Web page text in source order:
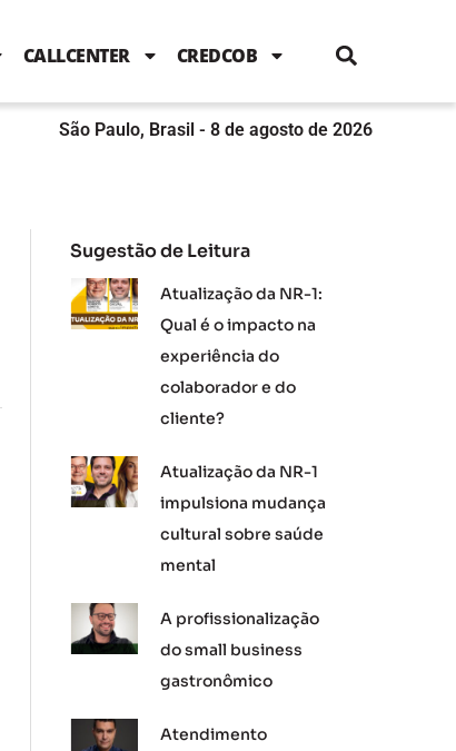
b
o
k
t
e
b
n
g
a
m
CALLCENTER CREDCOB
São Paulo, Brasil - 8 de agosto de 2026
Sugestão de Leitura
Atualização da NR-1:
Qual é o impacto na
experiência do
colaborador e do
cliente?
Atualização da NR-1
impulsiona mudança
cultural sobre saúde
mental
A profissionalização
do small business
gastronômico
Atendimento